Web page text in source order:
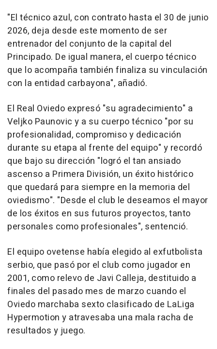
"El técnico azul, con contrato hasta el 30 de junio
2026, deja desde este momento de ser
entrenador del conjunto de la capital del
Principado. De igual manera, el cuerpo técnico
que lo acompaña también finaliza su vinculación
con la entidad carbayona", añadió.
El Real Oviedo expresó "su agradecimiento" a
Veljko Paunovic y a su cuerpo técnico "por su
profesionalidad, compromiso y dedicación
durante su etapa al frente del equipo" y recordó
que bajo su dirección "logró el tan ansiado
ascenso a Primera División, un éxito histórico
que quedará para siempre en la memoria del
oviedismo". "Desde el club le deseamos el mayor
de los éxitos en sus futuros proyectos, tanto
personales como profesionales", sentenció.
El equipo ovetense había elegido al exfutbolista
serbio, que pasó por el club como jugador en
2001, como relevo de Javi Calleja, destituido a
finales del pasado mes de marzo cuando el
Oviedo marchaba sexto clasificado de LaLiga
Hypermotion y atravesaba una mala racha de
resultados y juego.